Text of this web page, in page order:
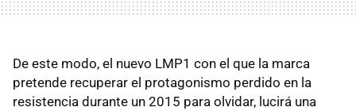
De este modo, el nuevo LMP1 con el que la marca
pretende recuperar el protagonismo perdido en la
resistencia durante un 2015 para olvidar, lucirá una